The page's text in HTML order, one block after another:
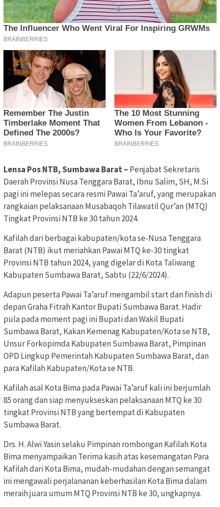
Lensa Pos NTB, Sumbawa Barat – Penjabat Sekretaris
Daerah Provinsi Nusa Tenggara Barat, Ibnu Salim, SH, M.Si
pagi ini melepas secara resmi Pawai Ta’aruf, yang merupakan
rangkaian pelaksanaan Musabaqoh Tilawatil Qur’an (MTQ)
Tingkat Provinsi NTB ke 30 tahun 2024.
Kafilah dari berbagai kabupaten/kota se-Nusa Tenggara
Barat (NTB) ikut meriahkan Pawai MTQ ke-30 tingkat
Provinsi NTB tahun 2024, yang digelar di Kota Taliwang
Kabupaten Sumbawa Barat, Sabtu (22/6/2024).
Adapun peserta Pawai Ta’aruf mengambil start dan finish di
depan Graha Fitrah Kantor Bupati Sumbawa Barat. Hadir
pula pada moment pagi ini Bupati dan Wakil Bupati
Sumbawa Barat, Kakan Kemenag Kabupaten/Kota se NTB,
Unsur Forkopimda Kabupaten Sumbawa Barat, Pimpinan
OPD Lingkup Pemerintah Kabupaten Sumbawa Barat, dan
para Kafilah Kabupaten/Kota se NTB.
Kafilah asal Kota Bima pada Pawai Ta’aruf kali ini berjumlah
85 orang dan siap menyukseskan pelaksanaan MTQ ke 30
tingkat Provinsi NTB yang bertempat di Kabupaten
Sumbawa Barat.
Drs. H. Alwi Yasin selaku Pimpinan rombongan Kafilah Kota
Bima menyampaikan Terima kasih atas kesemangatan Para
Kafilah dari Kota Bima, mudah-mudahan dengan semangat
ini mengawali perjalananan keberhasilan Kota Bima dalam
meraih juara umum MTQ Provinsi NTB ke 30, ungkapnya.